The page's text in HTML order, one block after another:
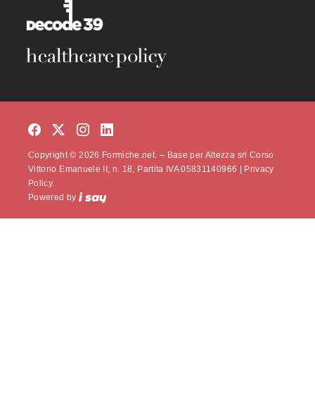
Copyright © 2026 Formiche.net. – Base per Altezza srl Corso
Vittorio Emanuele II, n. 18, Partita IVA 05831140966 |
Privacy
Policy.
Powered by